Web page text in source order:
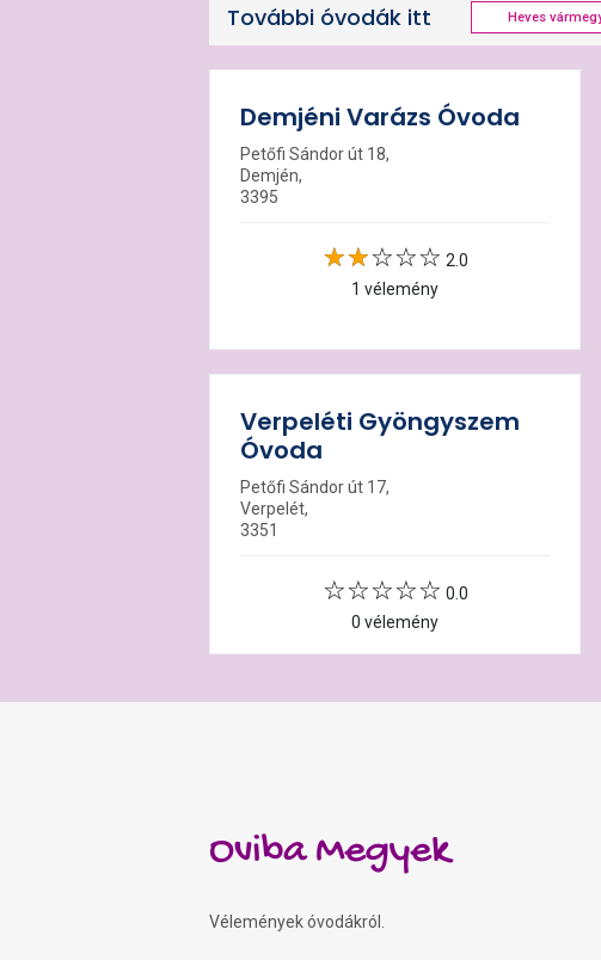
További óvodák itt Heves
Demjéni Varázs Óvoda
Petőfi Sándor út 18,
Demjén,
3395
2.0
1 vélemény
Verpeléti Gyöngyszem
Óvoda
Petőfi Sándor út 17,
Verpelét,
3351
0.0
0 vélemény
Oviba Megyek
Vélemények óvodákról.